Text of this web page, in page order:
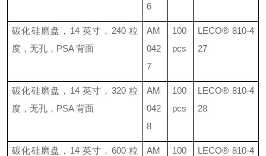
6
碳化硅磨盘， 14 英寸， 240粒
度，无孔， PSA背面
AM
042
7
100
pcs
LECO® 810-4
27
碳化硅磨盘， 14 英寸， 320粒
度，无孔， PSA背面
AM
042
8
100
pcs
LECO® 810-4
28
碳化硅磨盘， 14 英寸， 600粒
AM
100
LECO® 810-4